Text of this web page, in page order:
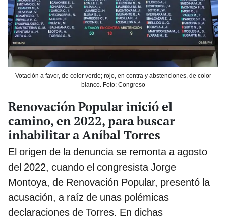
Votación a favor, de color verde; rojo, en contra y abstenciones, de color
blanco. Foto: Congreso
Renovación Popular inició el
camino, en 2022, para buscar
inhabilitar a Aníbal Torres
El origen de la denuncia se remonta a agosto
del 2022, cuando el congresista Jorge
Montoya, de Renovación Popular, presentó la
acusación, a raíz de unas polémicas
declaraciones de Torres. En dichas